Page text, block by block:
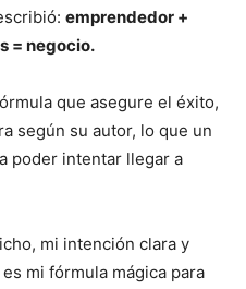
emprendedor +
= negocio.
que asegure el éxito,
según su autor, lo que un
poder intentar llegar a
mi intención clara y
mi fórmula mágica para